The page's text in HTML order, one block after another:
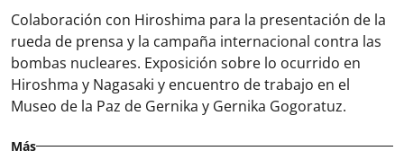
Colaboración con Hiroshima para la presentación de la
rueda de prensa y la campaña internacional contra las
bombas nucleares. Exposición sobre lo ocurrido en
Hiroshma y Nagasaki y encuentro de trabajo en el
Museo de la Paz de Gernika y Gernika Gogoratuz.
Más